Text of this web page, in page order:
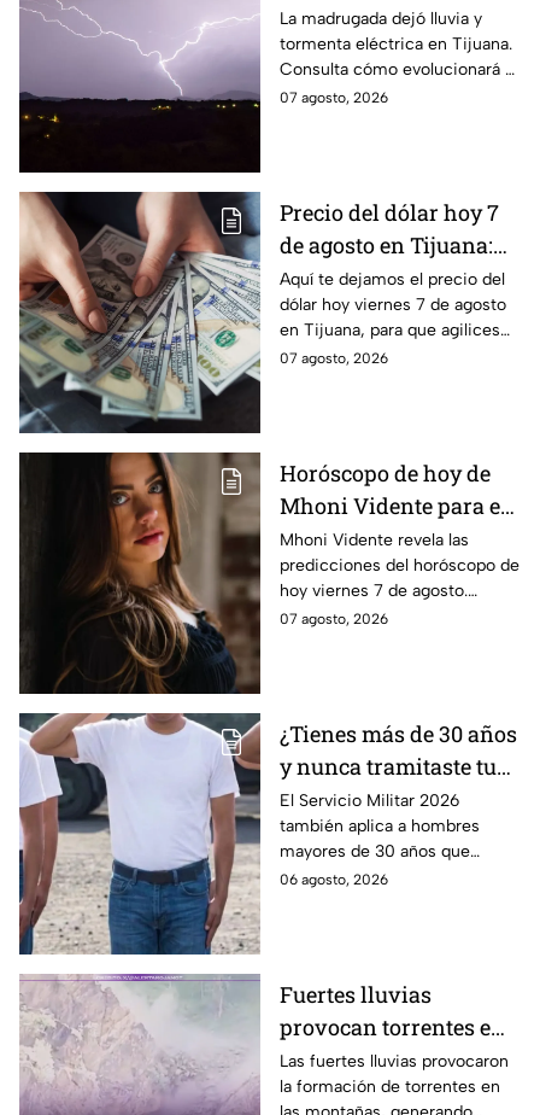
Tijuana durante la
madrugada; ¿seguirá
lloviendo hoy 7 de
agosto? 🌧️
La madrugada dejó lluvia y
tormenta eléctrica en Tijuana.
Consulta cómo evolucionará el
clima y si existe riesgo de más
07 agosto, 2026
Precio del dólar hoy 7
de agosto en Tijuana:
¿sigue perdiendo
fuerza este viernes?
Aquí te dejamos el precio del
dólar hoy viernes 7 de agosto
en Tijuana, para que agilices
tus cambios, compras y
07 agosto, 2026
Horóscopo de hoy de
Mhoni Vidente para el
viernes 7 de agosto
¡Siente!
Mhoni Vidente revela las
predicciones del horóscopo de
hoy viernes 7 de agosto.
Descubre qué le espera a cada
07 agosto, 2026
¿Tienes más de 30 años
y nunca tramitaste tu
cartilla militar? Te
pueden llamar para
hacer servicio en Baja
California
El Servicio Militar 2026
también aplica a hombres
mayores de 30 años que
nunca tramitaron su cartilla. Te
06 agosto, 2026
Fuertes lluvias
provocan torrentes e
inundaciones en una
región montañosa
Las fuertes lluvias provocaron
la formación de torrentes en